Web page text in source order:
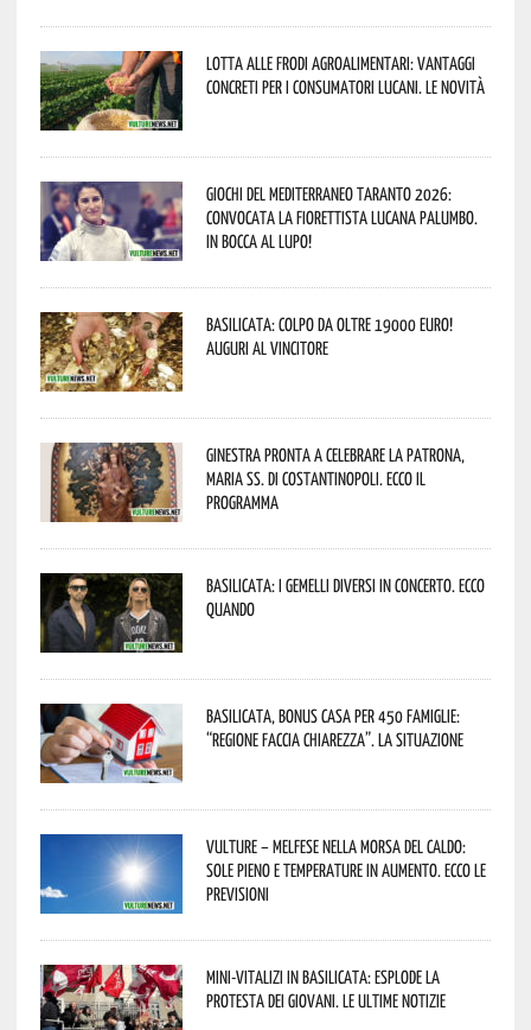
Lotta alle frodi agroalimentari: vantaggi
concreti per i consumatori lucani. Le novità
Giochi del Mediterraneo Taranto 2026:
convocata la fiorettista lucana Palumbo.
In bocca al lupo!
Basilicata: colpo da oltre 19000 Euro!
Auguri al vincitore
Ginestra pronta a celebrare la Patrona,
Maria SS. di Costantinopoli. Ecco il
programma
Basilicata: i Gemelli DiVersi in concerto. Ecco
quando
Basilicata, Bonus casa per 450 famiglie:
“Regione faccia chiarezza”. La situazione
Vulture – melfese nella morsa del caldo:
sole pieno e temperature in aumento. Ecco le
previsioni
Mini-vitalizi in Basilicata: esplode la
protesta dei giovani. Le ultime notizie